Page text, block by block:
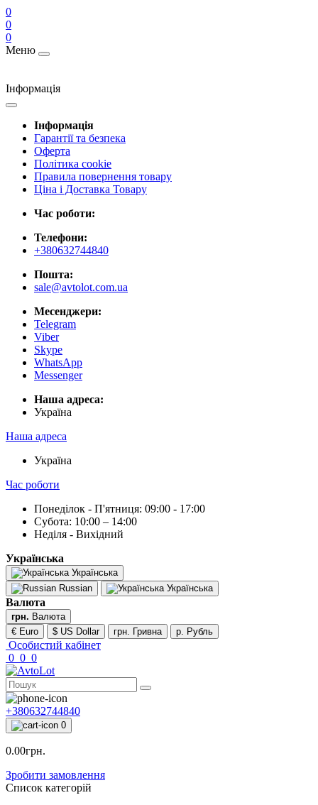
0
0
0
Меню
Інформація
Інформація
Гарантії та безпека
Оферта
Політика cookie
Правила повернення товару
Ціна і Доставка Товару
Час роботи:
Телефони:
+380632744840
Пошта:
sale@avtolot.com.ua
Месенджери:
Telegram
Viber
Skype
WhatsApp
Messenger
Наша адреса:
Українa
Наша адреса
Українa
Час роботи
Понеділок - П'ятниця: 09:00 - 17:00
Субота: 10:00 – 14:00
Неділя - Вихідний
Українська
Українська
Russian
Українська
Валюта
грн. Валюта
€ Euro
$ US Dollar грн. Гривна р. Рубль
Особистий кабінет
0 0 0
+380632744840
0
0.00грн.
Зробити замовлення
Список категорій